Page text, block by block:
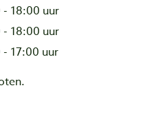
18:00 uur
18:00 uur
17:00 uur